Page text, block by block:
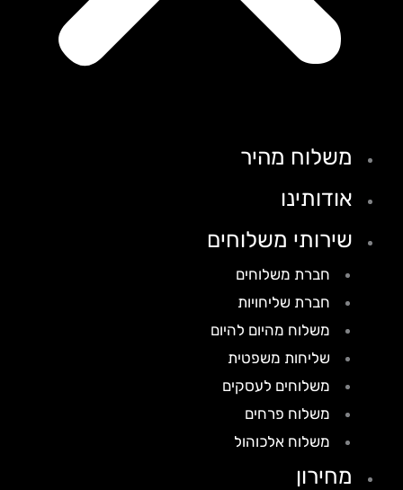
משלוח מהיר
אודותינו
שירותי משלוחים
חברת משלוחים
חברת שליחויות
משלוח מהיום להיום
שליחות משפטית
משלוחים לעסקים
משלוח פרחים
משלוח אלכוהול
מחירון